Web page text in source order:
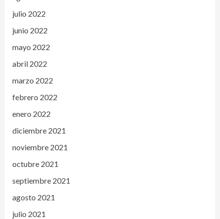
julio 2022
junio 2022
mayo 2022
abril 2022
marzo 2022
febrero 2022
enero 2022
diciembre 2021
noviembre 2021
octubre 2021
septiembre 2021
agosto 2021
julio 2021